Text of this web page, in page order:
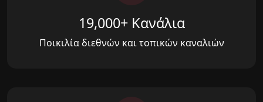
19,000+ Κανάλια
Ποικιλία διεθνών και τοπικών καναλιών